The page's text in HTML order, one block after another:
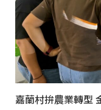
嘉蘭村拚農業轉型